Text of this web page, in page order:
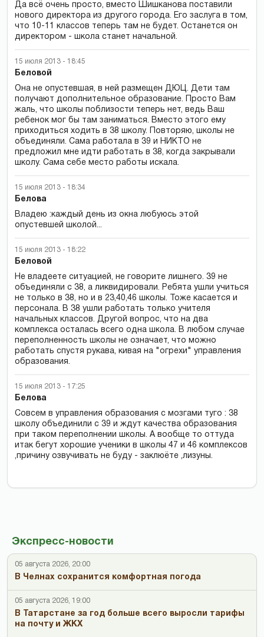
Экспресс-новости
05 августа 2026, 20:00
В Челнах сохранится комфортная погода
05 августа 2026, 19:00
В Татарстане за год больше всего выросли тарифы
на почту и ЖКХ
Да всё очень просто, вместо Шишканова поставили
нового директора из другого города. Его заслуга в том,
что 10-11 классов теперь там не будет. Останется он
директором - школа станет начальной.
15 июля 2013 - 18:45
Беловой
Она не опустевшая, в ней размещен ДЮЦ. Дети там
получают дополнительное образование. Просто Вам
жаль, что школы поблизости теперь нет, ведь Ваш
ребенок мог бы там заниматься. Вместо этого ему
приходиться ходить в 38 школу. Повторяю, школы не
объединяли. Сама работала в 39 и НИКТО не
предложил мне идти работать в 38, когда закрывали
школу. Сама себе место работы искала.
15 июля 2013 - 18:34
Белова
Владею :каждый день из окна любуюсь этой
опустевшей школой...
15 июля 2013 - 18:22
Беловой
Не владеете ситуацией, не говорите лишнего. 39 не
объединяли с 38, а ликвидировали. Ребята ушли учиться
не только в 38, но и в 23,40,46 школы. Тоже касается и
персонала. В 38 ушли работать только учителя
начальных классов. Другой вопрос, что на два
комплекса осталась всего одна школа. В любом случае
переполненность школы не означает, что можно
работать спустя рукава, кивая на "огрехи" управления
образования.
15 июля 2013 - 17:25
Белова
Совсем в управления образования с мозгами туго : 38
школу объединили с 39 и ждут качества образования
при таком переполнении школы. А вообще то оттуда
итак бегут хорошие ученики в школы 47 и 46 комплексов
,причину озвучивать не буду - заклюёте ,лизуны.